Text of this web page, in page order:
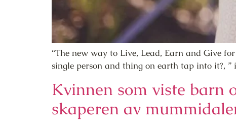
“The new way to Live, Lead, Earn and Give
single person and thing on earth tap into it?,
Kvinnen som viste barn
skaperen av